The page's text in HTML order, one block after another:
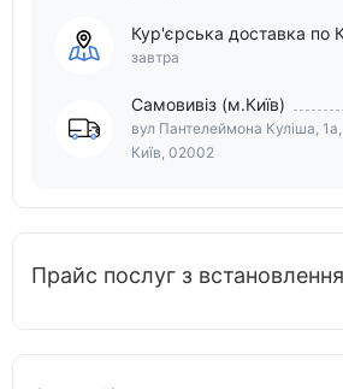
Кур'єрська доставка по
завтра
Самовивіз (м.Київ)
вул Пантелеймона Куліша, 1а,
Київ, 02002
Прайс послуг з